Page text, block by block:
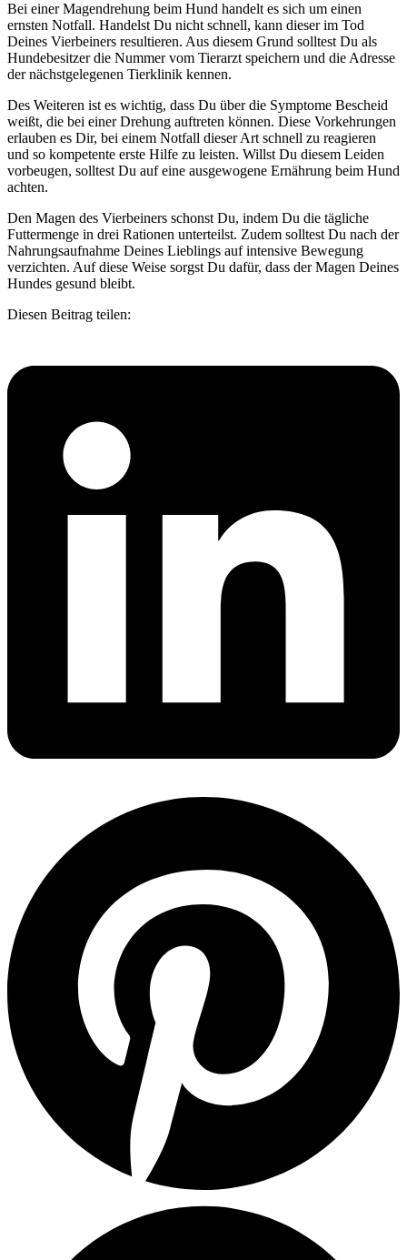
Bei einer Magendrehung beim Hund handelt es sich um einen
ernsten Notfall. Handelst Du nicht schnell, kann dieser im Tod
Deines Vierbeiners resultieren. Aus diesem Grund solltest Du als
Hundebesitzer die Nummer vom Tierarzt speichern und die Adresse
der nächstgelegenen Tierklinik kennen.
Des Weiteren ist es wichtig, dass Du über die Symptome Bescheid
weißt, die bei einer Drehung auftreten können. Diese Vorkehrungen
erlauben es Dir, bei einem Notfall dieser Art schnell zu reagieren
und so kompetente erste Hilfe zu leisten. Willst Du diesem Leiden
vorbeugen, solltest Du auf eine ausgewogene Ernährung beim Hund
achten.
Den Magen des Vierbeiners schonst Du, indem Du die tägliche
Futtermenge in drei Rationen unterteilst. Zudem solltest Du nach der
Nahrungsaufnahme Deines Lieblings auf intensive Bewegung
verzichten. Auf diese Weise sorgst Du dafür, dass der Magen Deines
Hundes gesund bleibt.
Diesen Beitrag teilen: